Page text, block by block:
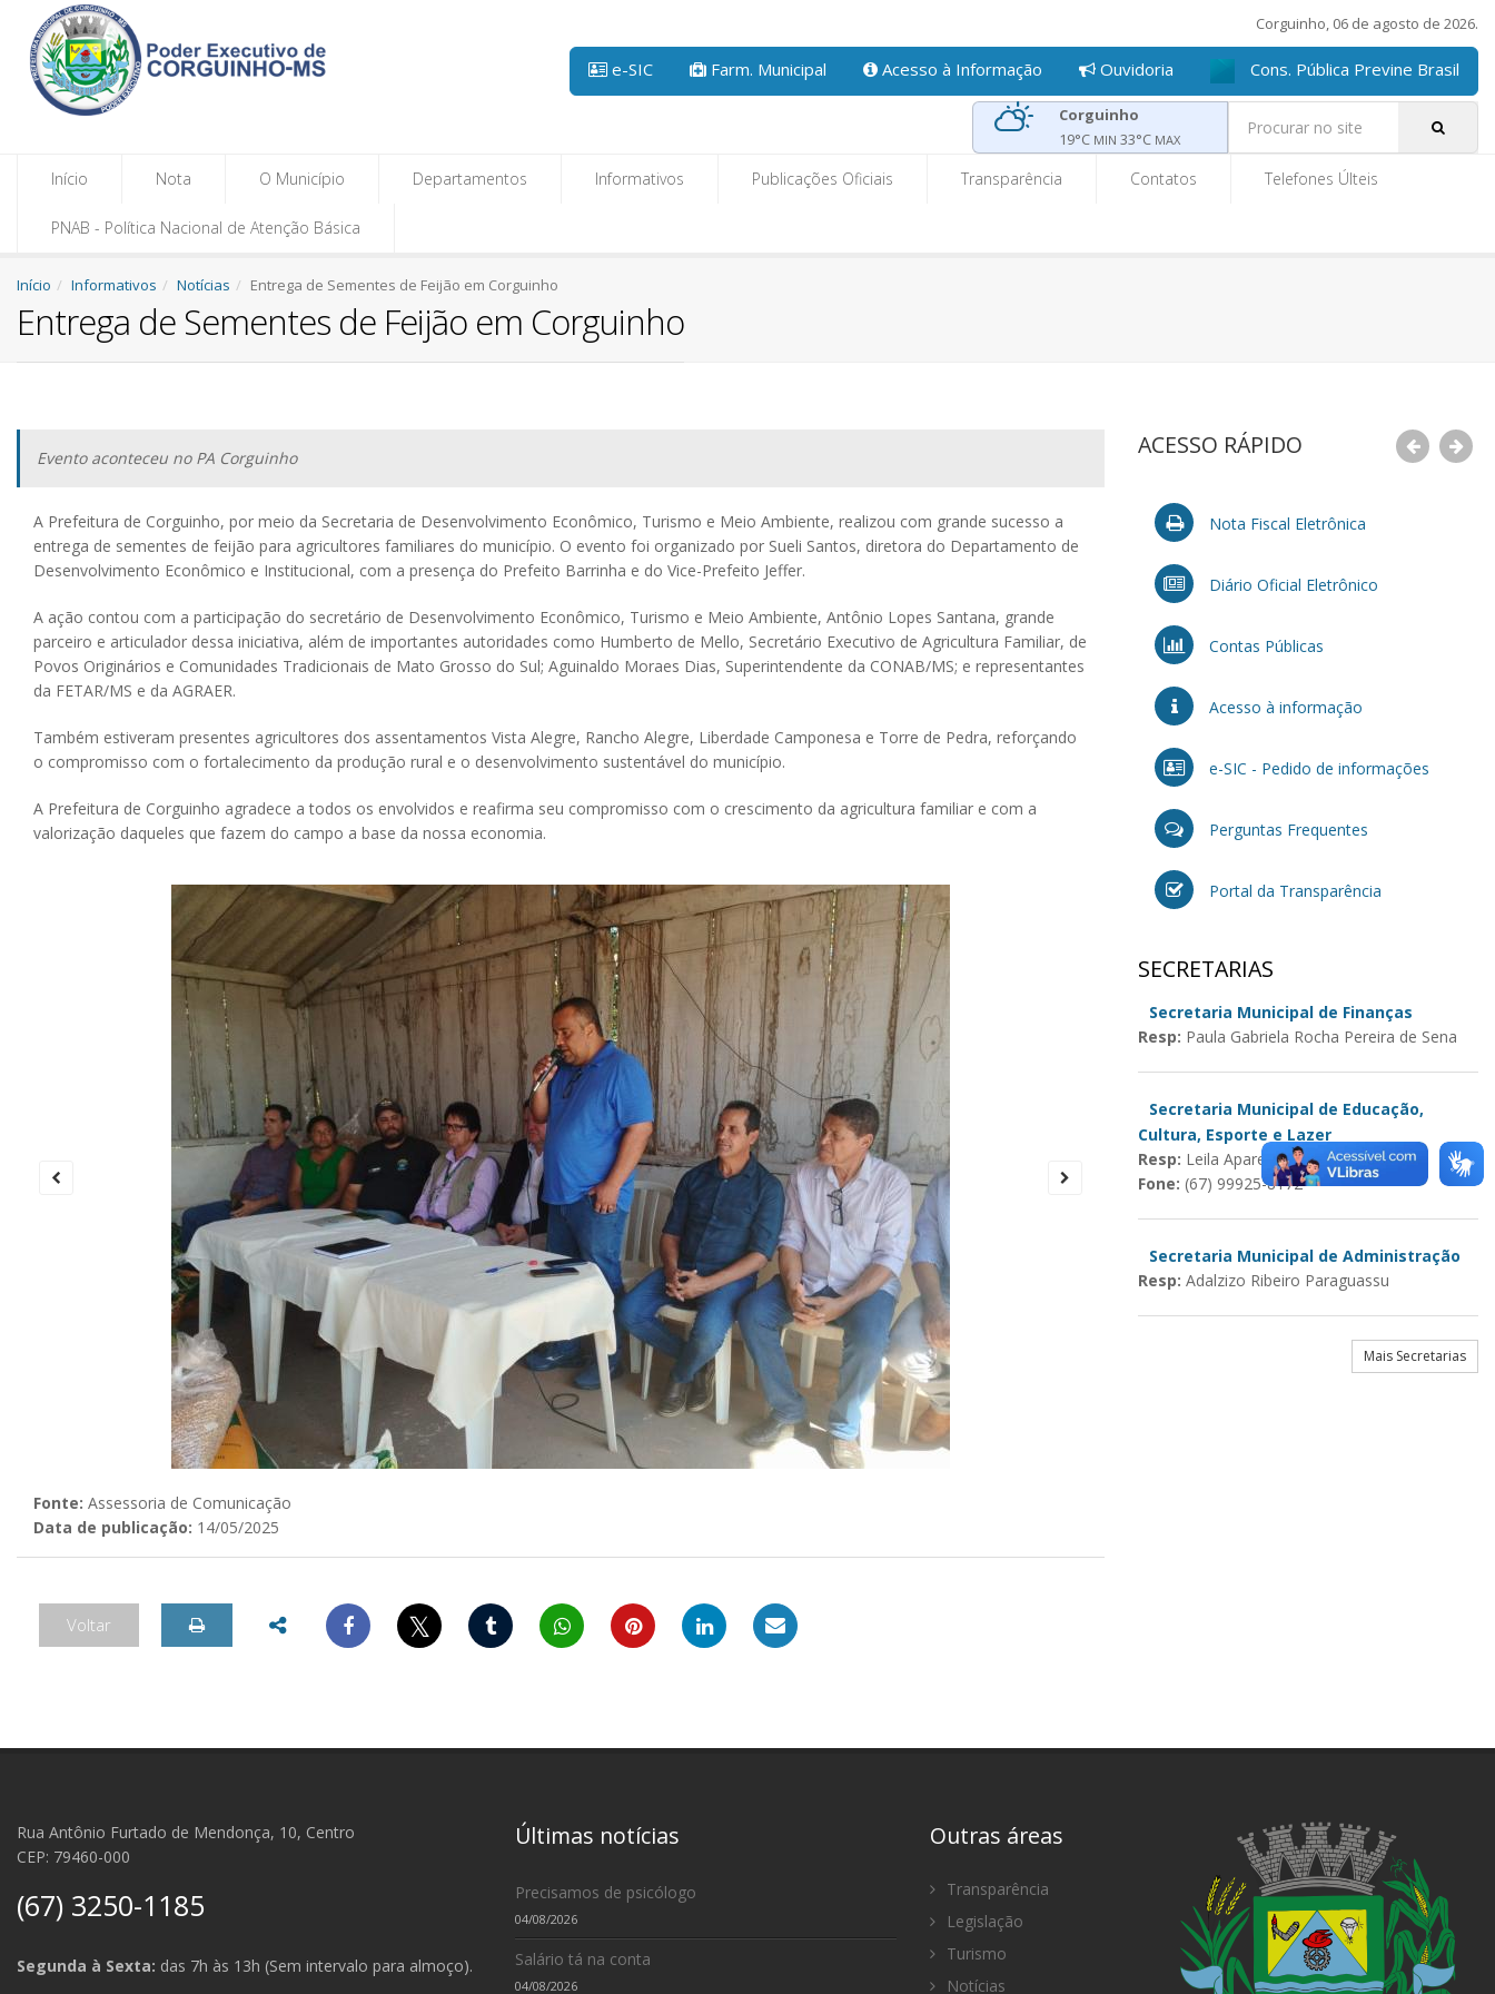
Corguinho, 06 de agosto de 2026.
e-SIC Farm. Municipal Acesso à Informação Ouvidoria Cons. Pública Previne Brasil
Corguinho
19°C MIN 33°C MAX
Início Nota O Município Departamentos Informativos Publicações Oficiais Transparência Contatos Telefones Últeis
PNAB - Política Nacional de Atenção Básica
Início Informativos Notícias Entrega de Sementes de Feijão em Corguinho
Entrega de Sementes de Feijão em Corguinho
Evento aconteceu no PA Corguinho
A Prefeitura de Corguinho, por meio da Secretaria de Desenvolvimento Econômico, Turismo e Meio Ambiente, realizou com grande sucesso a
entrega de sementes de feijão para agricultores familiares do município. O evento foi organizado por Sueli Santos, diretora do Departamento de
Desenvolvimento Econômico e Institucional, com a presença do Prefeito Barrinha e do Vice-Prefeito Jeffer.
A ação contou com a participação do secretário de Desenvolvimento Econômico, Turismo e Meio Ambiente, Antônio Lopes Santana, grande
parceiro e articulador dessa iniciativa, além de importantes autoridades como Humberto de Mello, Secretário Executivo de Agricultura Familiar, de
Povos Originários e Comunidades Tradicionais de Mato Grosso do Sul; Aguinaldo Moraes Dias, Superintendente da CONAB/MS; e representantes
da FETAR/MS e da AGRAER.
Também estiveram presentes agricultores dos assentamentos Vista Alegre, Rancho Alegre, Liberdade Camponesa e Torre de Pedra, reforçando
o compromisso com o fortalecimento da produção rural e o desenvolvimento sustentável do município.
A Prefeitura de Corguinho agradece a todos os envolvidos e reafirma seu compromisso com o crescimento da agricultura familiar e com a
valorização daqueles que fazem do campo a base da nossa economia.
Fonte: Assessoria de Comunicação
Data de publicação: 14/05/2025
Voltar 𝕏
ACESSO RÁPIDO
Nota Fiscal Eletrônica
Diário Oficial Eletrônico
Contas Públicas
Acesso à informação
e-SIC - Pedido de informações
Perguntas Frequentes
Portal da Transparência
SECRETARIAS
Secretaria Municipal de Finanças
Resp: Paula Gabriela Rocha Pereira de Sena
Secretaria Municipal de Educação,
Cultura, Esporte e Lazer
Resp: Leila Aparecida Rocha
Fone: (67) 99925-8172
Secretaria Municipal de Administração
Resp: Adalzizo Ribeiro Paraguassu
Mais Secretarias
Rua Antônio Furtado de Mendonça, 10, Centro
CEP: 79460-000
(67) 3250-1185
Segunda à Sexta: das 7h às 13h (Sem intervalo para almoço).
Últimas notícias
Precisamos de psicólogo
04/08/2026
Salário tá na conta
04/08/2026
Outras áreas
Transparência
Legislação
Turismo
Notícias